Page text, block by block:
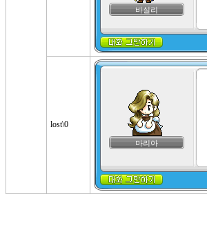
바실리
lost\0
마리아